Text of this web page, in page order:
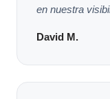
en nuestra
David M.